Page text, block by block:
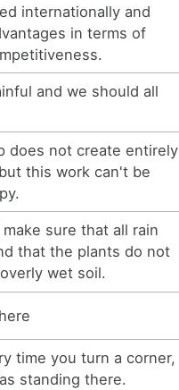
internationally and
in terms of
and we should all
does not create entirely
this work can't be
sure that all rain
that the plants do not
wet soil.
time you turn a corner,
standing there.